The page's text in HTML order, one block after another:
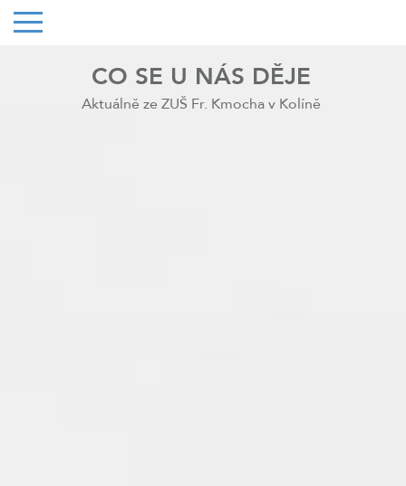
CO SE U NÁS DĚJE
Aktuálně ze ZUŠ Fr. Kmocha v Kolíně